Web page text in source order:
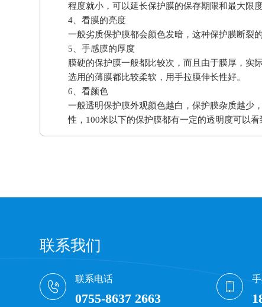
程度就小，可以延长保护膜的保存期限和最大限
4、看膜的亮度
一般劣质保护膜都会颜色发暗，这种保护膜断裂
5、手感膜的厚度
膜硬的保护膜一般都比较次，而且由于膜厚，实
选用的薄膜都比较柔软，用手拉膜伸长性好。
6、看颜色
一般透明保护膜外观颜色越白，保护膜杂质越少
性，100米以下的保护膜都有一定的透明度可以看
联系我们
联系电话
0755-8637 2663